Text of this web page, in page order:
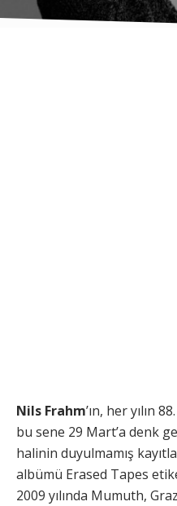
Nils Frahm’ın, her yılın
bu sene 29 Mart’a denk
halinin duyulmamış
albümü Erased Tapes
2009 yılında Mumuth,